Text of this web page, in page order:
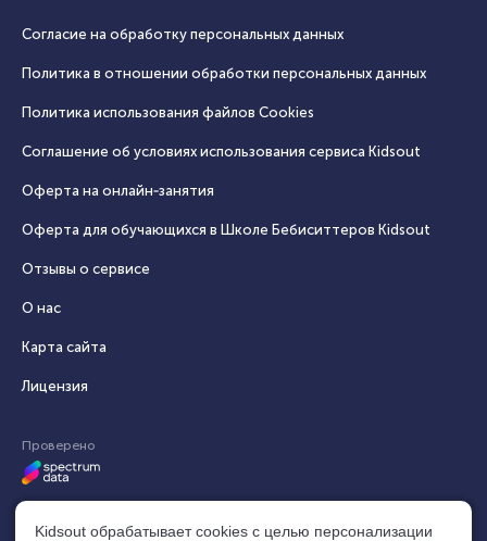
Согласие на обработку персональных данных
Политика в отношении обработки персональных данных
Политика использования файлов Cookies
Соглашение об условиях использования сервиса Кidsout
Оферта на онлайн‑занятия
Оферта для обучающихся в Школе Бебиситтеров Kidsout
Отзывы о сервисе
О нас
Карта сайта
Лицензия
Проверено
Kidsout обрабатывает cookies с целью персонализации